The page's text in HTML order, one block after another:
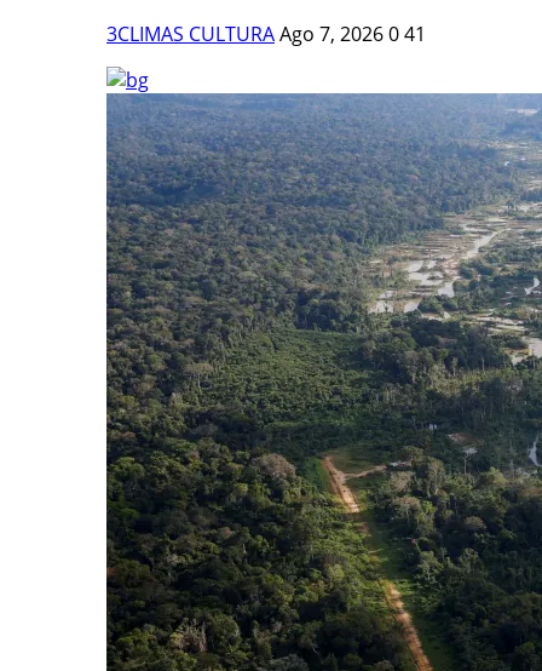
3CLIMAS CULTURAAgo 7, 2026041